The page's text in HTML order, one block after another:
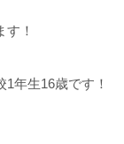
！
1年生16歳です！